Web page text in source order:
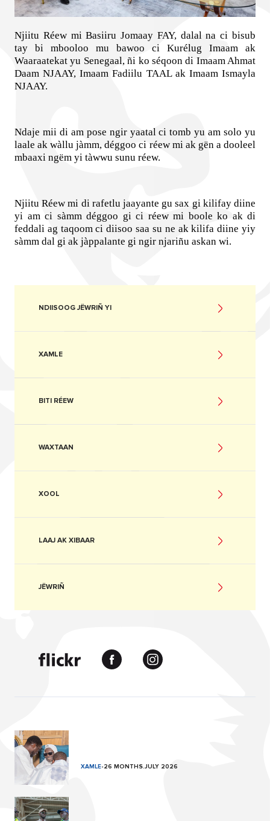
Njiitu Réew mi Basiiru Jomaay FAY, dalal na ci bisub
tay bi mbooloo mu bawoo ci Kurélug Imaam ak
Waaraatekat yu Senegaal, ñi ko séqoon di Imaam Ahmat
Daam NJAAY, Imaam Fadiilu TAAL ak Imaam Ismayla
NJAAY.
Ndaje mii di am pose ngir yaatal ci tomb yu am solo yu
laale ak wàllu jàmm, déggoo ci réew mi ak gën a dooleel
mbaaxi ngëm yi tàwwu sunu réew.
Njiitu Réew mi di rafetlu jaayante gu sax gi kilifay diine
yi am ci sàmm déggoo gi ci réew mi boole ko ak di
feddali ag taqoom ci diisoo saa su ne ak kilifa diine yiy
sàmm dal gi ak jàppalante gi ngir njariñu askan wi.
NDIISOOG JËWRIÑ YI
XAMLE
BITI RÉEW
WAXTAAN
XOOL
LAAJ AK XIBAAR
JËWRIÑ
XAMLE-26 MONTHS.JULY 2026